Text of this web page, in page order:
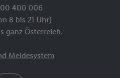
400 006
8 bis 21 Uhr)
ganz Österreich.
Meldesystem